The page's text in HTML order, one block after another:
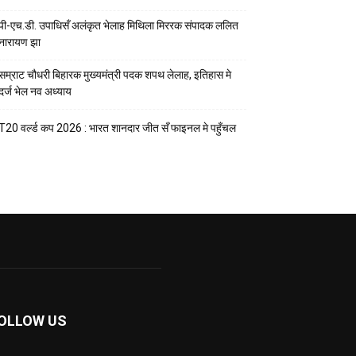
एच.डी. उपाधिसँ अलंकृत भेलाह मिथिला मिररक संपादक ललित
झा
चौधरी बिहारक मुख्यमंत्री पदक शपथ लेलाह, इतिहास मे
भेल नव अध्याय
वर्ल्ड कप 2026 : भारत शानदार जीत सँ फाइनल मे पहुँचल
US